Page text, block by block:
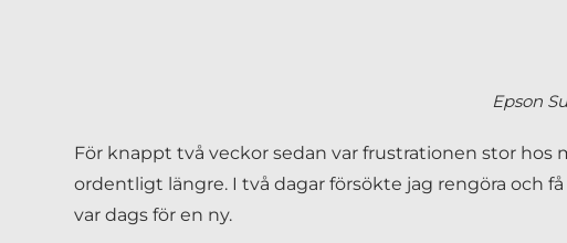
Epson
För knappt två veckor sedan var frustrationen stor hos
ordentligt längre. I två dagar försökte jag rengöra och
var dags för en ny.